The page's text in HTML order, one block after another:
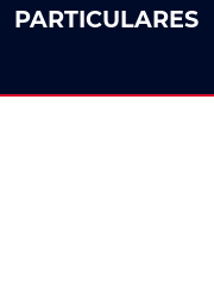
PARTICULARES